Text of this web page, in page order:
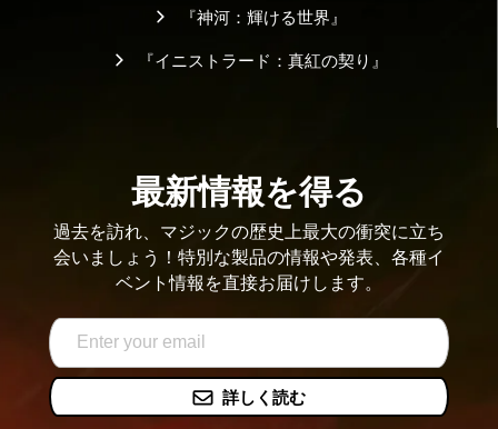
『神河：輝ける世界』
『イニストラード：真紅の契り』
最新情報を得る
過去を訪れ、マジックの歴史上最大の衝突に立ち
会いましょう！特別な製品の情報や発表、各種イ
ベント情報を直接お届けします。
詳しく読む